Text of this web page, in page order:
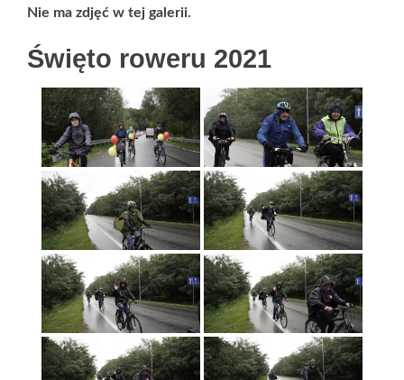
Nie ma zdjęć w tej galerii.
Święto roweru 2021